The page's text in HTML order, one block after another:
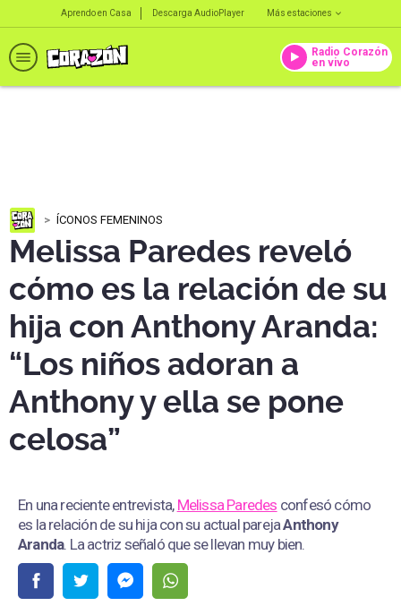
Aprendo en Casa Descarga AudioPlayer Más estaciones
Radio Corazón
en vivo
ÍCONOS FEMENINOS
Melissa Paredes reveló
cómo es la relación de su
hija con Anthony Aranda:
“Los niños adoran a
Anthony y ella se pone
celosa”
En una reciente entrevista, Melissa Paredes confesó cómo
es la relación de su hija con su actual parejaAnthony
Aranda. La actriz señaló que se llevan muy bien.